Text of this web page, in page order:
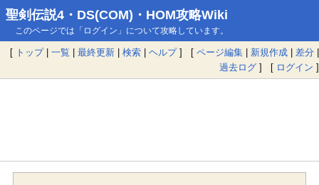
聖剣伝説4・DS(COM)・HOM攻略Wiki
このページでは「ログイン」について攻略しています。
[ トップ| 一覧 | 最終更新 | 検索 | ヘルプ] [ ページ編集 | 新規作成 | 差分 |
過去ログ ] [ ログイン ]